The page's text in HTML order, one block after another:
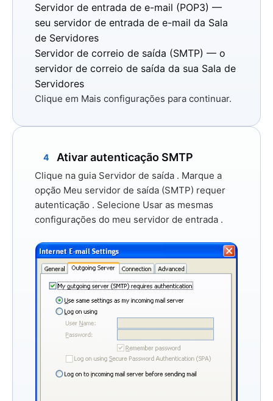
Servidor de entrada de e-mail (POP3) —
seu servidor de entrada de e-mail da Sala
de Servidores
Servidor de correio de saída (SMTP) — o
servidor de correio de saída da sua Sala de
Servidores
Clique em Mais configurações para continuar.
4 Ativar autenticação SMTP
Clique na guia Servidor de saída . Marque a
opção Meu servidor de saída (SMTP) requer
autenticação . Selecione Usar as mesmas
configurações do meu servidor de entrada .